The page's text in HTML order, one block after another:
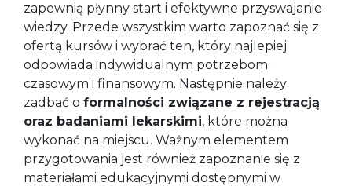
zapewnią płynny start i efektywne przyswajanie
wiedzy. Przede wszystkim warto zapoznać się z
ofertą kursów i wybrać ten, który najlepiej
odpowiada indywidualnym potrzebom
czasowym i finansowym. Następnie należy
zadbać o formalności związane z rejestracją
oraz badaniami lekarskimi, które można
wykonać na miejscu. Ważnym elementem
przygotowania jest również zapoznanie się z
materiałami edukacyjnymi dostępnymi w